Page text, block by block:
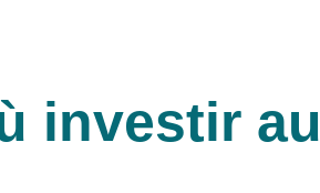
investir au